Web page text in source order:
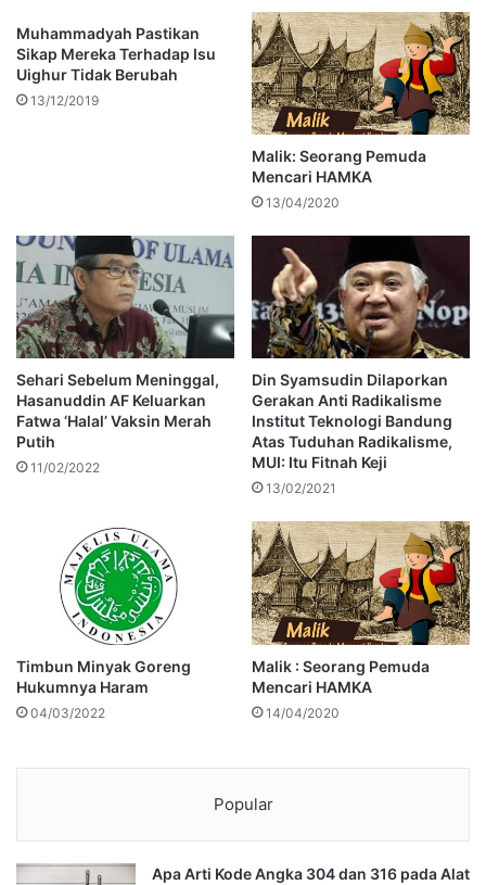
Muhammadyah Pastikan
Sikap Mereka Terhadap Isu
Uighur Tidak Berubah
13/12/2019
Malik: Seorang Pemuda
Mencari HAMKA
13/04/2020
Sehari Sebelum Meninggal,
Hasanuddin AF Keluarkan
Fatwa ‘Halal’ Vaksin Merah
Putih
11/02/2022
Din Syamsudin Dilaporkan
Gerakan Anti Radikalisme
Institut Teknologi Bandung
Atas Tuduhan Radikalisme,
MUI: Itu Fitnah Keji
13/02/2021
Timbun Minyak Goreng
Hukumnya Haram
04/03/2022
Malik : Seorang Pemuda
Mencari HAMKA
14/04/2020
Popular
Apa Arti Kode Angka 304 dan 316 pada Alat